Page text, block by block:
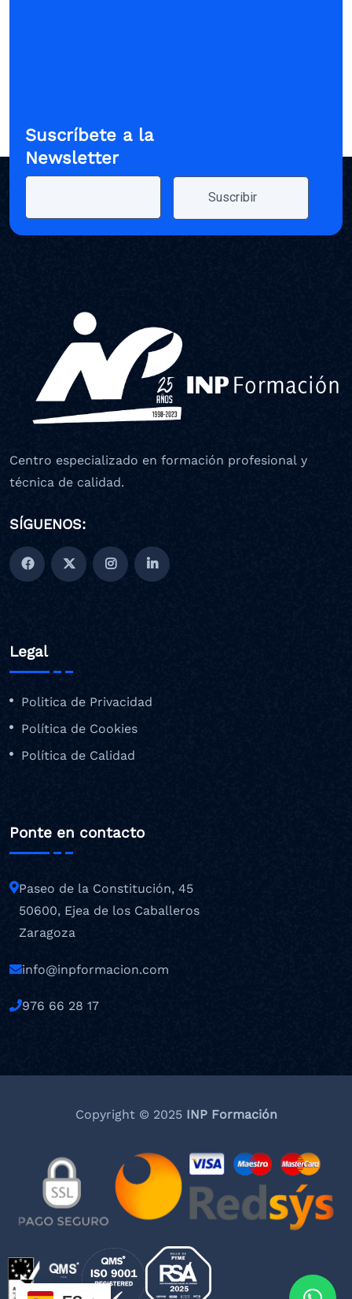
Suscríbete a la
Newsletter
Centro especializado en formación profesional y
técnica de calidad.
SÍGUENOS:
Legal
Politica de Privacidad
Política de Cookies
Política de Calidad
Ponte en contacto
Paseo de la Constitución, 45
50600, Ejea de los Caballeros
Zaragoza
info@inpformacion.com
976 66 28 17
Copyright © 2025INP Formación